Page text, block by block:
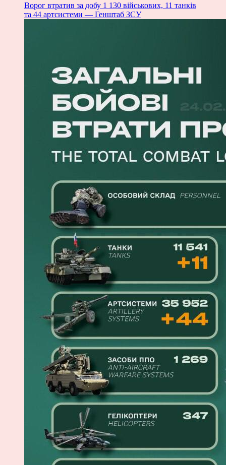
Ворог втратив за добу 1 130 військових, 11 танків
та 44 артсистеми — Генштаб ЗСУ